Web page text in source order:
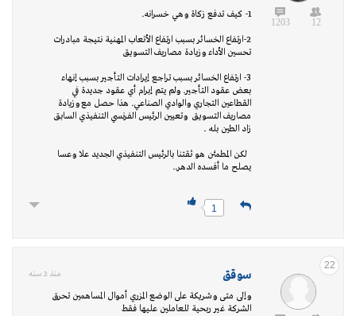
12
1203
1- كيف تدفع زكاة وهي خسرانه.
2-ارتفاع الخسائر بسبب ارتفاع الأتعاب المهنية نتيجة مبادرات
تحسين الأداء وزيادة مصاريف التسويق
3- ارتفاع الخسائر بسبب تراجع إيرادات التأجير بسبب إنهاء
بعض عقود التأجير. ولم يتم إبرام أي عقود جديدة في
القطاعين التجاري والوادي الصناعي. هذا حصل مع وزيادة
مصاريف التسويق وتعيين الرئيس الفرنسي التنفيذي السابق
زاد الطين بله .
لكن المطمئن هو ثقتنا بالرئيس التنفيذي الجديد علا وعسا
يصلح ما أفسده الدهر..
1
22
سوقق منذ 2 سنه
‏وإلى متى وشريكة على الوضع المزري أموال المساهمين تحرق
الشركة غير ربحية للعاملين عليها فقط